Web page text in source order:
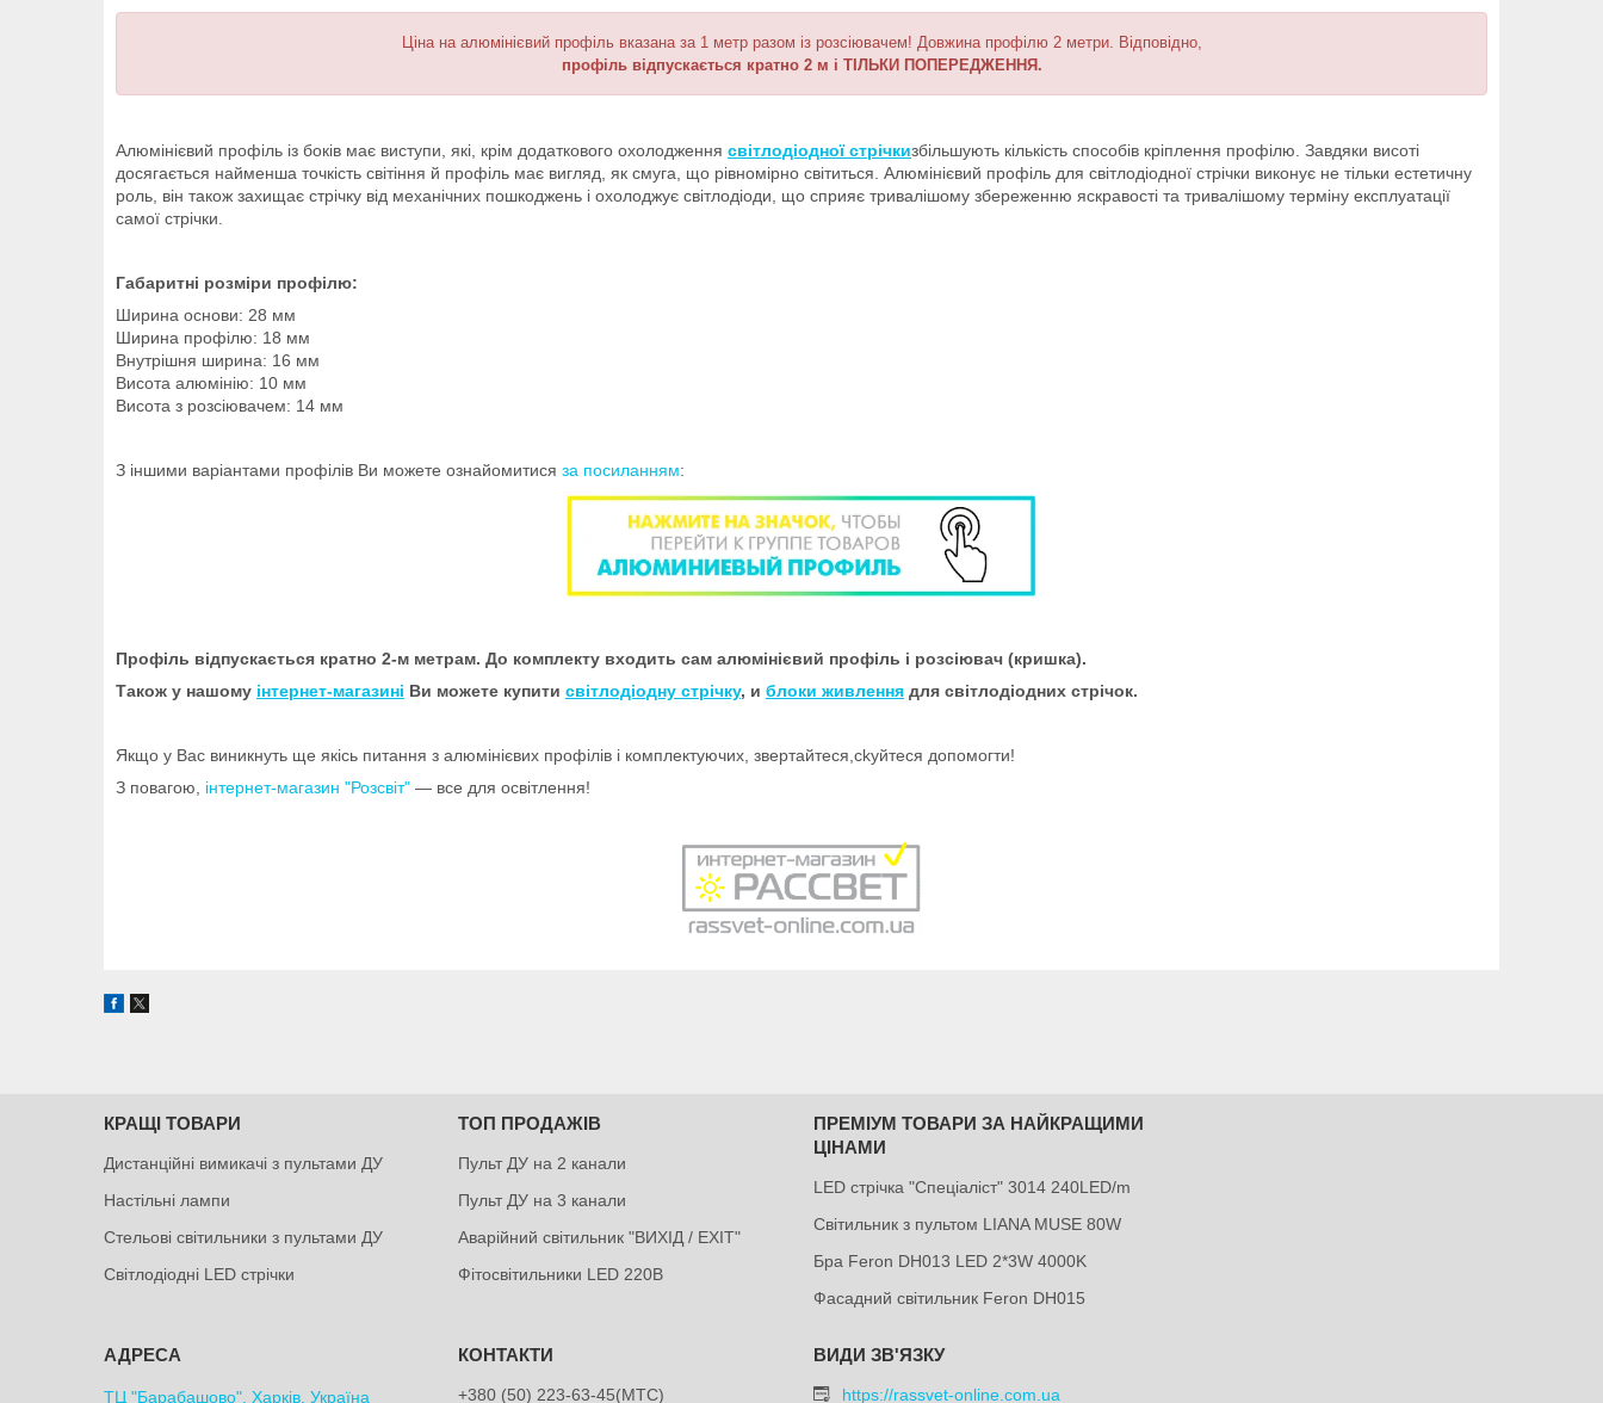
Ціна на алюмінієвий профіль вказана за 1 метр разом із розсіювачем! Довжина профілю 2 метри. Відповідно,
профіль відпускається кратно 2 м і ТІЛЬКИ ПОПЕРЕДЖЕННЯ.
Алюмінієвий профіль із боків має виступи, які, крім додаткового охолодження світлодіодної стрічкизбільшують кількість способів кріплення профілю. Завдяки висоті
досягається найменша точкість світіння й профіль має вигляд, як смуга, що рівномірно світиться. Алюмінієвий профіль для світлодіодної стрічки виконує не тільки естетичну
роль, він також захищає стрічку від механічних пошкоджень і охолоджує світлодіоди, що сприяє тривалішому збереженню яскравості та тривалішому терміну експлуатації
самої стрічки.
Габаритні розміри профілю:
Ширина основи: 28 мм
Ширина профілю: 18 мм
Внутрішня ширина: 16 мм
Висота алюмінію: 10 мм
Висота з розсіювачем: 14 мм
З іншими варіантами профілів Ви можете ознайомитися за посиланням:
Профіль відпускається кратно 2-м метрам. До комплекту входить сам алюмінієвий профіль і розсіювач (кришка).
Також у нашому інтернет-магазині Ви можете купити світлодіодну стрічку, и блоки живлення для світлодіодних стрічок.
Якщо у Вас виникнуть ще якісь питання з алюмінієвих профілів і комплектуючих, звертайтеся,ckуйтеся допомогти!
З повагою, інтернет-магазин "Розсвіт" — все для освітлення!
КРАЩІ ТОВАРИ
Дистанційні вимикачі з пультами ДУ
Настільні лампи
Стельові світильники з пультами ДУ
Світлодіодні LED стрічки
ТОП ПРОДАЖІВ
Пульт ДУ на 2 канали
Пульт ДУ на 3 канали
Аварійний світильник "ВИХІД / EXIT"
Фітосвітильники LED 220В
ПРЕМІУМ ТОВАРИ ЗА НАЙКРАЩИМИ
ЦІНАМИ
LED стрічка "Спеціаліст" 3014 240LED/m
Світильник з пультом LIANA MUSE 80W
Бра Feron DH013 LED 2*3W 4000K
Фасадний світильник Feron DH015
ТЦ "Барабашово", Харків, Україна +380 (50) 223-63-45 МТС https://rassvet-online.com.ua